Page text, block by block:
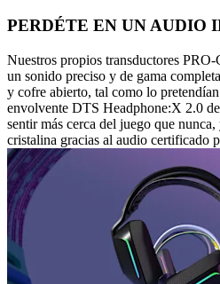
PERDÉTE EN UN AUDIO
Nuestros propios transductores PRO-
un sonido preciso y de gama
y cofre abierto, tal como lo
envolvente DTS Headphone:X 2.0
sentir más cerca del juego que
cristalina gracias al audio certificado